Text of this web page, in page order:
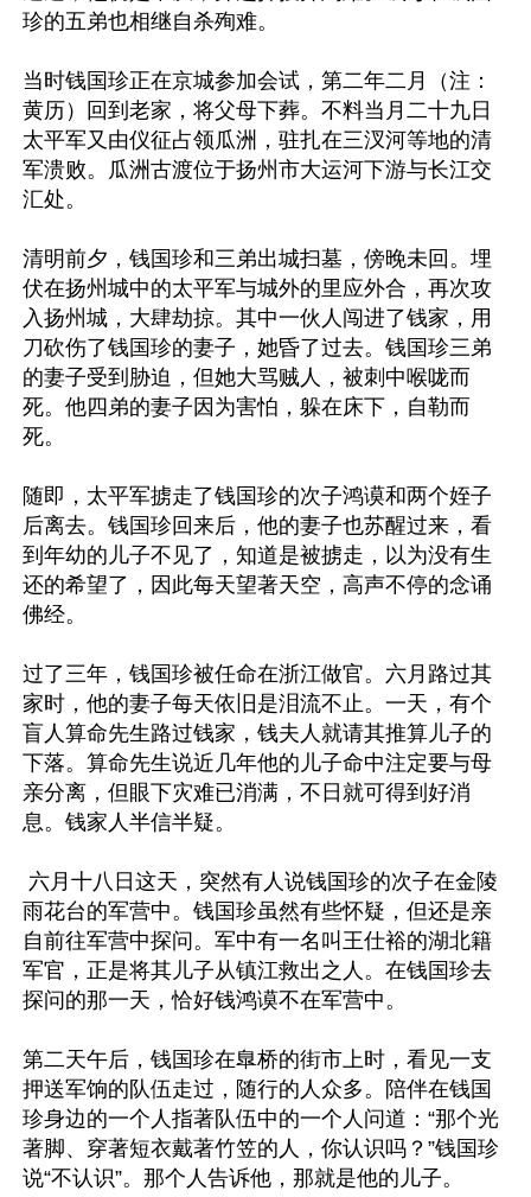
珍的五弟也相继自杀殉难。
当时钱国珍正在京城参加会试，第二年二月（注：
黄历）回到老家，将父母下葬。不料当月二十九日
太平军又由仪征占领瓜洲，驻扎在三汊河等地的清
军溃败。瓜洲古渡位于扬州市大运河下游与长江交
汇处。
清明前夕，钱国珍和三弟出城扫墓，傍晚未回。埋
伏在扬州城中的太平军与城外的里应外合，再次攻
入扬州城，大肆劫掠。其中一伙人闯进了钱家，用
刀砍伤了钱国珍的妻子，她昏了过去。钱国珍三弟
的妻子受到胁迫，但她大骂贼人，被刺中喉咙而
死。他四弟的妻子因为害怕，躲在床下，自勒而
死。
随即，太平军掳走了钱国珍的次子鸿谟和两个姪子
后离去。钱国珍回来后，他的妻子也苏醒过来，看
到年幼的儿子不见了，知道是被掳走，以为没有生
还的希望了，因此每天望著天空，高声不停的念诵
佛经。
过了三年，钱国珍被任命在浙江做官。六月路过其
家时，他的妻子每天依旧是泪流不止。一天，有个
盲人算命先生路过钱家，钱夫人就请其推算儿子的
下落。算命先生说近几年他的儿子命中注定要与母
亲分离，但眼下灾难已消满，不日就可得到好消
息。钱家人半信半疑。
雨花台的军营中。钱国珍虽然有些怀疑，但还是亲
自前往军营中探问。军中有一名叫王仕裕的湖北籍
军官，正是将其儿子从镇江救出之人。在钱国珍去
探问的那一天，恰好钱鸿谟不在军营中。
第二天午后，钱国珍在臯桥的街市上时，看见一支
押送军饷的队伍走过，随行的人众多。陪伴在钱国
珍身边的一个人指著队伍中的一个人问道：“那个光
著脚、穿著短衣戴著竹笠的人，你认识吗？”钱国珍
说“不认识”。那个人告诉他，那就是他的儿子。